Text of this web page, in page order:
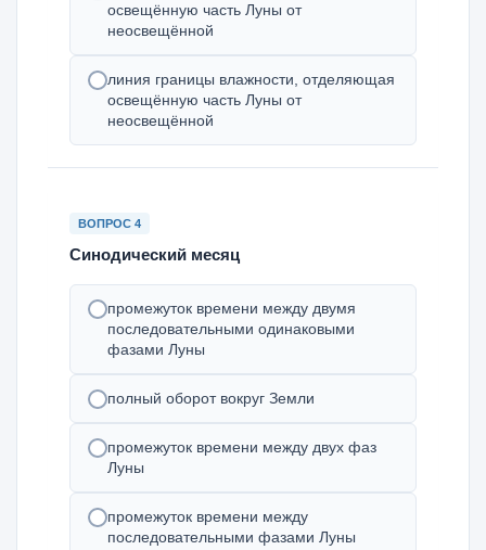
освещённую часть Луны от
неосвещённой
линия границы влажности, отделяющая
освещённую часть Луны от
неосвещённой
ВОПРОС 4
Синодический месяц
промежуток времени между двумя
последовательными одинаковыми
фазами Луны
полный оборот вокруг Земли
промежуток времени между двух фаз
Луны
промежуток времени между
последовательными фазами Луны